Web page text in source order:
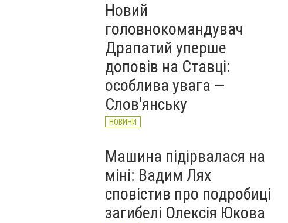
Новий
головнокомандувач
Драпатий уперше
доповів на Ставці:
особлива увага —
Слов'янську
НОВИНИ
Машина підірвалася на
міні: Вадим Лях
сповістив про подробиці
загибелі Олексія Юкова